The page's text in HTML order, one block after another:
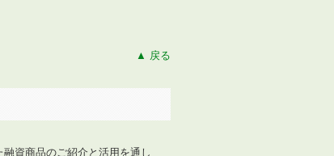
▲ 戻る
融資商品のご紹介と活用を通し